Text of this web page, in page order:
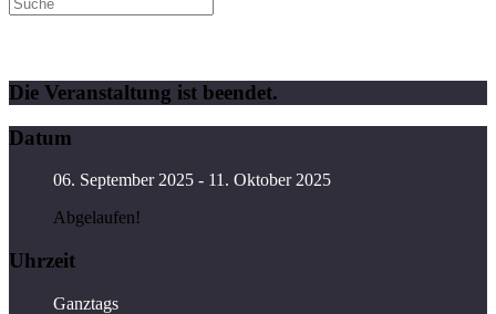
Die Veranstaltung ist beendet.
Datum
06. September 2025 - 11. Oktober 2025
Abgelaufen!
Uhrzeit
Ganztags